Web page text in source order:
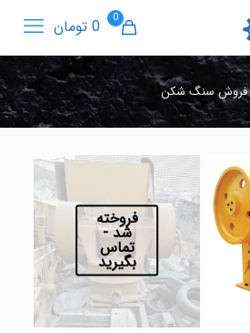
0 0 تومان
فروش سنگ شکن
فروخته
شد -
تماس
بگیرید